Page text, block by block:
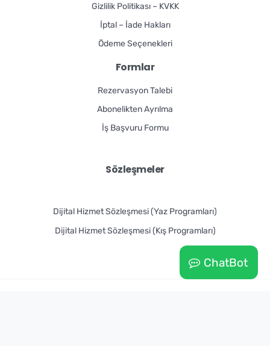
Gizlilik Politikası – KVKK
İptal – İade Hakları
Ödeme Seçenekleri
Formlar
Rezervasyon Talebi
Abonelikten Ayrılma
İş Başvuru Formu
Sözleşmeler
Dijital Hizmet Sözleşmesi (Yaz Programları)
Dijital Hizmet Sözleşmesi (Kış Programları)
ChatBot